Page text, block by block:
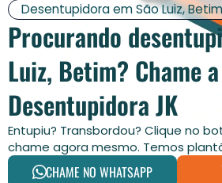
Desentupidora em São Luiz, Betim
Procurando
Luiz, Betim? Chame a
Desentupidora JK
Entupiu? Transbordou? Clique no
chame agora mesmo. Temos
CHAME NO WHATSAPP